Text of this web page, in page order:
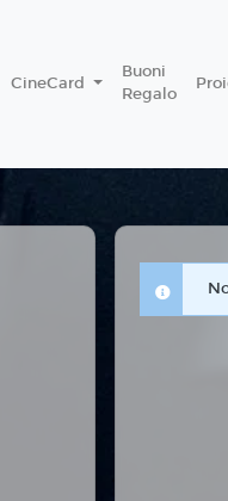
CineCard
Buoni
Regalo